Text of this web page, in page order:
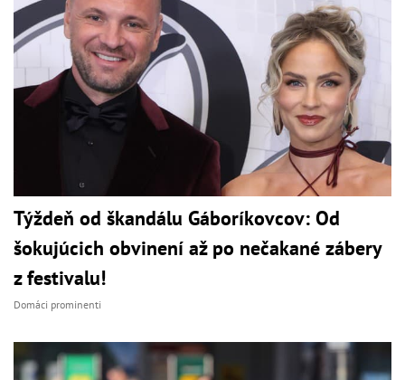
Týždeň od škandálu Gáboríkovcov: Od
šokujúcich obvinení až po nečakané zábery
z festivalu!
Domáci prominenti